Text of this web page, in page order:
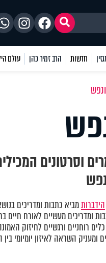
חדשות הרב זמיר כהן עולם
וסרטונים
הידברותמביא כתבות ומדריכים
ומדריכים מעשיים לאורח חיים
רוחניים ורגשיים לחיזוק
ומעניק השראה לאיזון יומיומי